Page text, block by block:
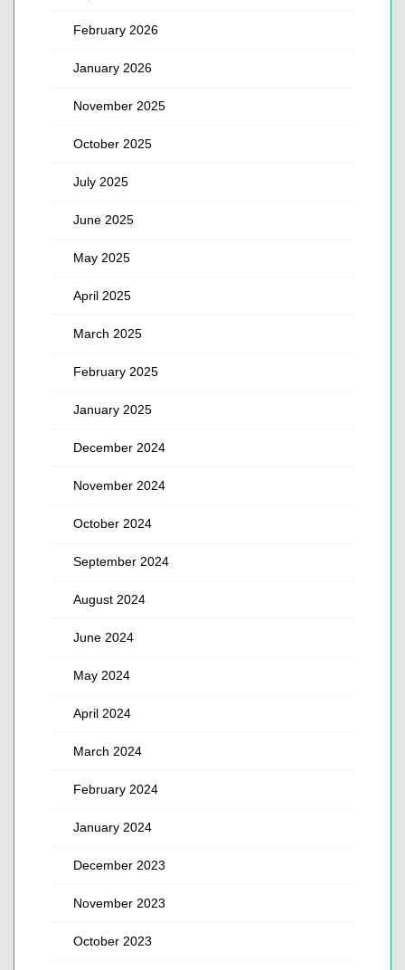
February 2026
January 2026
November 2025
October 2025
July 2025
June 2025
May 2025
April 2025
March 2025
February 2025
January 2025
December 2024
November 2024
October 2024
September 2024
August 2024
June 2024
May 2024
April 2024
March 2024
February 2024
January 2024
December 2023
November 2023
October 2023